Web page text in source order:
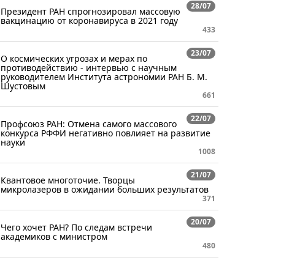
28/07
Президент РАН спрогнозировал массовую
вакцинацию от коронавируса в 2021 году
433
23/07
О космических угрозах и мерах по
противодействию - интервью с научным
руководителем Института астрономии РАН Б. М.
Шустовым
661
22/07
Профсоюз РАН: Отмена самого массового
конкурса РФФИ негативно повлияет на развитие
науки
1008
21/07
Квантовое многоточие. Творцы
микролазеров в ожидании больших результатов
371
20/07
Чего хочет РАН? По следам встречи
академиков с министром
480